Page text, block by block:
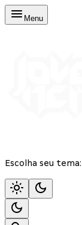
Menu
Escolha seu tema: